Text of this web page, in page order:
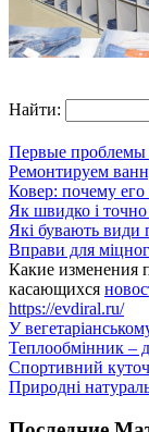
Найти:
Первые проблемы
Ремонтируем
Ковер: почему
Як швидко і точно
Які бувають види
Вправи для
Какие изменения
касающихся
https://evdiral.ru/
У
Теплообмінник –
Спортивний
Природні